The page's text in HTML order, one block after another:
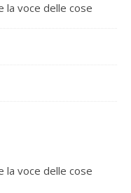
la voce delle cose
la voce delle cose